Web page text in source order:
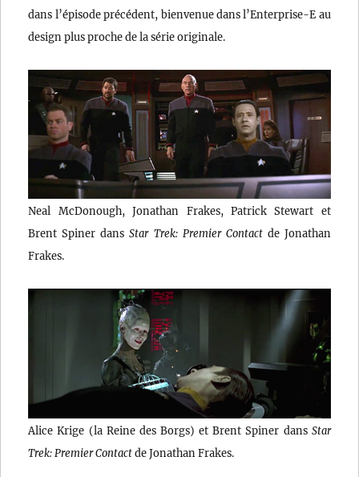
dans l’épisode précédent, bienvenue dans l’Enterprise-E au
design plus proche de la série originale.
Neal McDonough, Jonathan Frakes, Patrick Stewart et
Brent Spiner dansStar Trek: Premier Contactde Jonathan
Frakes.
Alice Krige (la Reine des Borgs) et Brent Spiner dans Star
Trek: Premier Contactde Jonathan Frakes.